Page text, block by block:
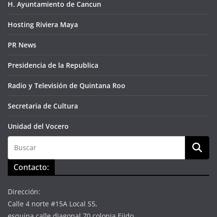
H. Ayuntamiento de Cancun
Hosting Riviera Maya
PR News
Presidencia de la Republica
Radio y Televisión de Quintana Roo
Secretaria de Cultura
Unidad del Vocero
Contacto:
Dirección:
Calle 4 norte #15A Local S5,